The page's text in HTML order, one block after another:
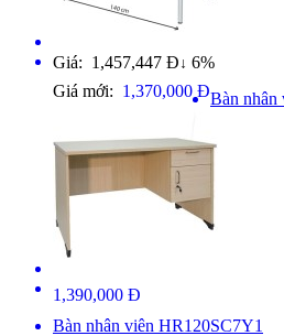
Giá: 1,457,447 Đ ↓ 6%
Giá mới: 1,370,000 ĐBàn nhân
1,390,000 Đ
Bàn nhân viên HR120SC7Y1